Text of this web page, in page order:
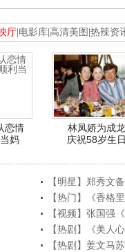
厅 电影库 高清美图 热辣资
恋情
妈
林凤娇为成龙
庆祝58岁生
【明星】郑秀文
【热门】《香格
【视频】张国强
【热剧】《美人
【热剧】姜文马